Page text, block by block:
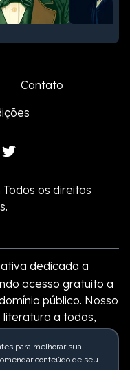
Contato
Twitter
os direitos
dedicada a
acesso gratuito a
público. Nosso
a todos,
e obras
para melhorar sua
conteúdo de seu